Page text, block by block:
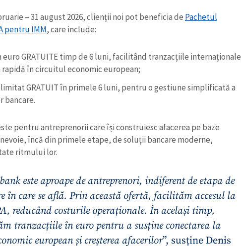
– 31 august 2026, clienții noi pot beneficia de Pachetul
pentru IMM, care include:
euro GRATUITE timp de 6 luni, facilitând tranzacțiile internaționale
rapidă în circuitul economic european;
GRATUIT în primele 6 luni, pentru o gestiune simplificată a
bancare.
pentru antreprenorii care își construiesc afacerea pe baze
încă din primele etape, de soluții bancare moderne,
ritmului lor.
este aproape de antreprenori, indiferent de etapa de
în care se află. Prin această ofertă, facilităm accesul la
reducând costurile operaționale. În același timp,
tranzacțiile în euro pentru a susține conectarea la
european și creșterea afacerilor”, susține Denis